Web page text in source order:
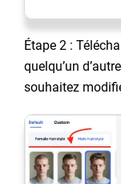
Étape 2 :
quelqu’un
souhaitez